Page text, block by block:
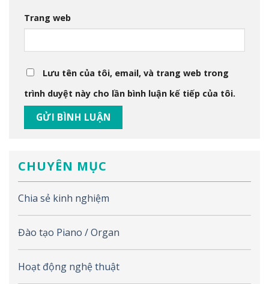
CHUYÊN MỤC
Chia sẻ kinh nghiệm
Đào tạo Piano / Organ
Hoạt động nghệ thuật
Trang web
Lưu tên của tôi, email, và trang web trong
trình duyệt này cho lần bình luận kế tiếp của tôi.